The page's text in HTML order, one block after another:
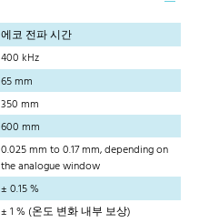
에코 전파 시간
400 kHz
65 mm
350 mm
600 mm
0.025 mm to 0.17 mm, depending on
the analogue window
± 0.15 %
± 1 % (온도 변화 내부 보상)